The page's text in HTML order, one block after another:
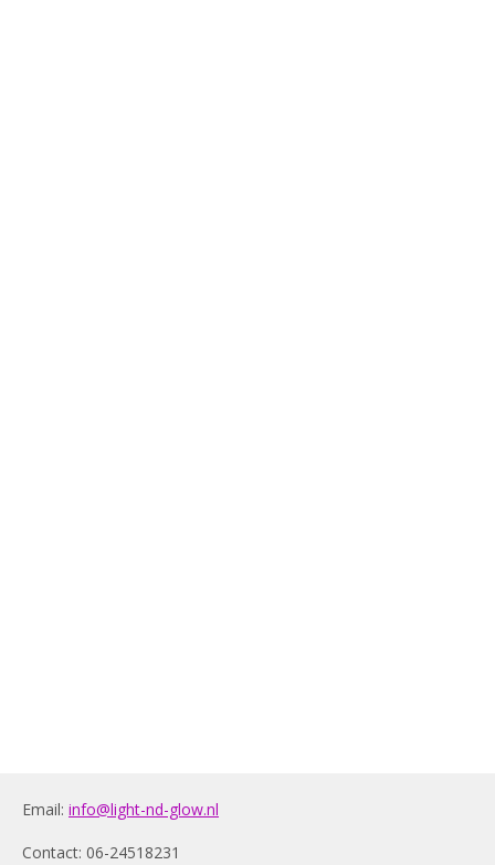
Email: info@light-nd-glow.nl
Contact: 06-24518231